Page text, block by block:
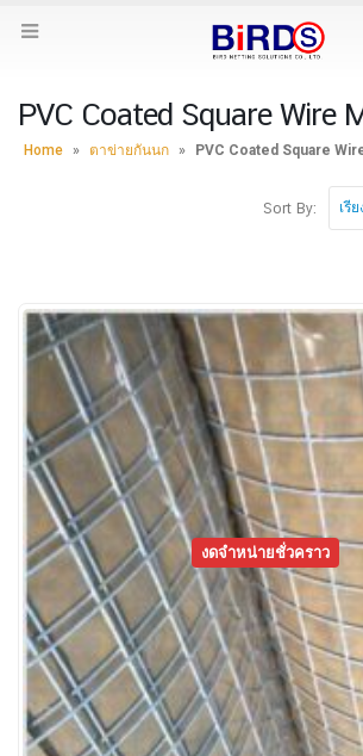
PVC Coated Square Wire
Home » ตาข่ายกันนก » PVC Coated Square
Sort By:
งดจำหน่ายชั่วคราว